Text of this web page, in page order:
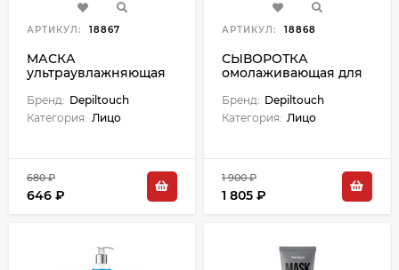
АРТИКУЛ: 18867
МАСКА
ультраувлажняющая
обезвоженной кожи -
50 мл
Бренд: Depiltouch
Категория: Лицо
680 ₽
646 ₽
АРТИКУЛ: 18868
СЫВОРОТКА
омолаживающая для
ресвератролом - 50
мл
Бренд: Depiltouch
Категория: Лицо
1 900 ₽
1 805 ₽